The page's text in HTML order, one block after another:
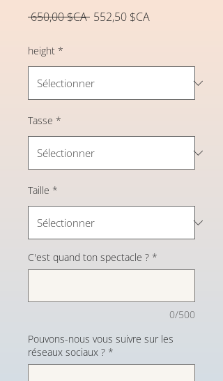
650,00 $CA Prix
552,50 $CA
height *
Tasse *
Taille *
C'est quand ton spectacle ? *
0/500
Pouvons-nous vous suivre sur les
réseaux sociaux ? *